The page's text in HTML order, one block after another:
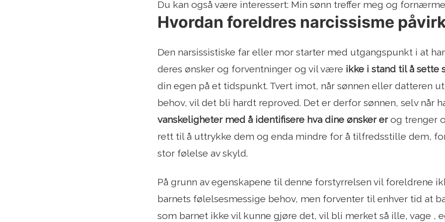
Du kan også være interessert: Min sønn treffer meg og
Hvordan foreldres narcissisme
Den narsissistiske far eller mor starter med utgangspunkt i at
deres ønsker og forventninger og vil være ikke i stand til å sette
din egen på et tidspunkt. Tvert imot, når sønnen eller datteren
behov, vil det bli hardt reproved. Det er derfor sønnen, selv når
vanskeligheter med å identifisere hva dine ønsker erog trenger
rett til å uttrykke dem og enda mindre for å tilfredsstille dem,
stor følelse av skyld.
På grunn av egenskapene til denne forstyrrelsen vil foreldrene
barnets følelsesmessige behov, men forventer til enhver tid at
som barnet ikke vil kunne gjøre det, vil bli merket så ille, vage ,